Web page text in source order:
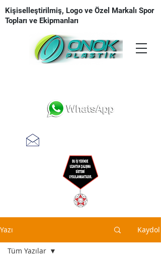
Kişiselleştirilmiş, Logo ve Özel Markalı Spor
Topları ve Ekipmanları
teklifal @ onokplastik.com
Yazı Kaydol
Tüm Yazılar